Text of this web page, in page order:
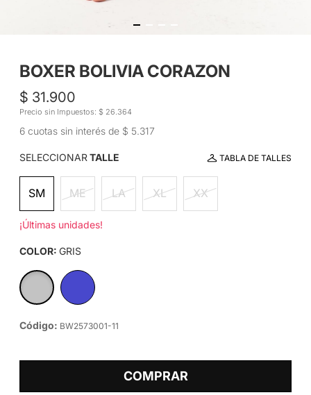
BOXER BOLIVIA CORAZON
$ 31.900
Precio sin Impuestos: $ 26.364
6 cuotas sin interés de $ 5.317
TABLA DE TALLES
SELECCIONARTALLE
SM ME LA XL XX
¡Últimas unidades!
COLOR: GRIS
Código: BW2573001-11
COMPRAR